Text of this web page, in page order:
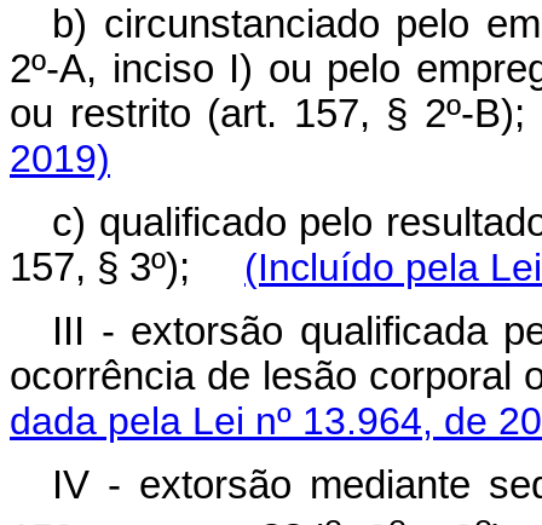
b) circunstanciado pelo
2º-A, inciso I) ou pelo
ou restrito (art. 157, §
2019)
c) qualificado pelo
157, § 3º); (Incluído pela
III - extorsão qualificada
ocorrência de lesão
dada pela Lei nº 13.964, de
IV - extorsão mediante